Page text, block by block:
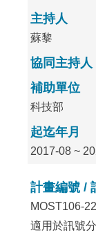
主持人
蘇黎
協同主持人
補助單位
科技部
起迄年月
2017-08 ~
計畫編號 /
MOST106-
適用於訊號